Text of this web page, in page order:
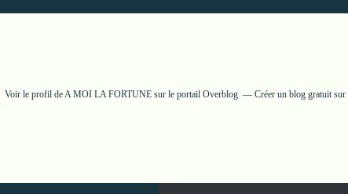
Voir le profil de A MOI LA FORTUNEsur le portail Overblog Créer un blog gratuit